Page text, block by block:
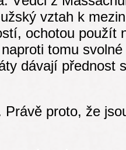
vztah k
ochotou použít
naproti tomu
dávají přednost
Právě proto, že